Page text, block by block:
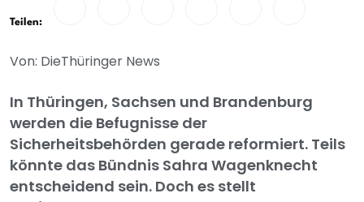
Teilen:
Von: DieThüringer News
In Thüringen, Sachsen und Brandenburg
werden die Befugnisse der
Sicherheitsbehörden gerade reformiert. Teils
könnte das Bündnis Sahra Wagenknecht
entscheidend sein. Doch es stellt